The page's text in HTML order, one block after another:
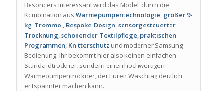
Besonders interessant wird das Modell durch die
Kombination aus Wärmepumpentechnologie, großer 9-
kg-Trommel, Bespoke-Design,sensorgesteuerter
Trocknung,schonender Textilpflege, praktischen
Programmen, Knitterschutz und moderner Samsung-
Bedienung. Ihr bekommt hier also keinen einfachen
Standardtrockner, sondern einen hochwertigen
Wärmepumpentrockner, der Euren Waschtag deutlich
entspannter machen kann.